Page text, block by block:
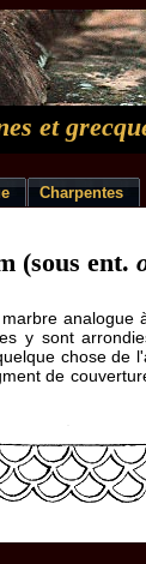
et
Charpentes
(sous ent.
y sont
chose de
de